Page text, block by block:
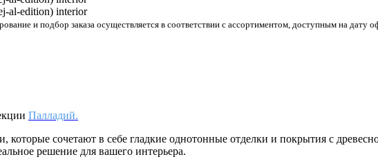
и подбор заказа осуществляется в соответствии с ассортиментом, доступным на дату
Палладий.
которые сочетают в себе гладкие однотонные отделки и покрытия с
решение для вашего интерьера.